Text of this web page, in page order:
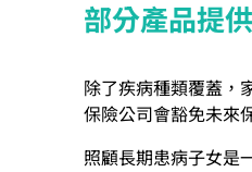
部分產品提
除了疾病種類覆蓋，
保險公司會豁免未來
照顧長期患病子女是